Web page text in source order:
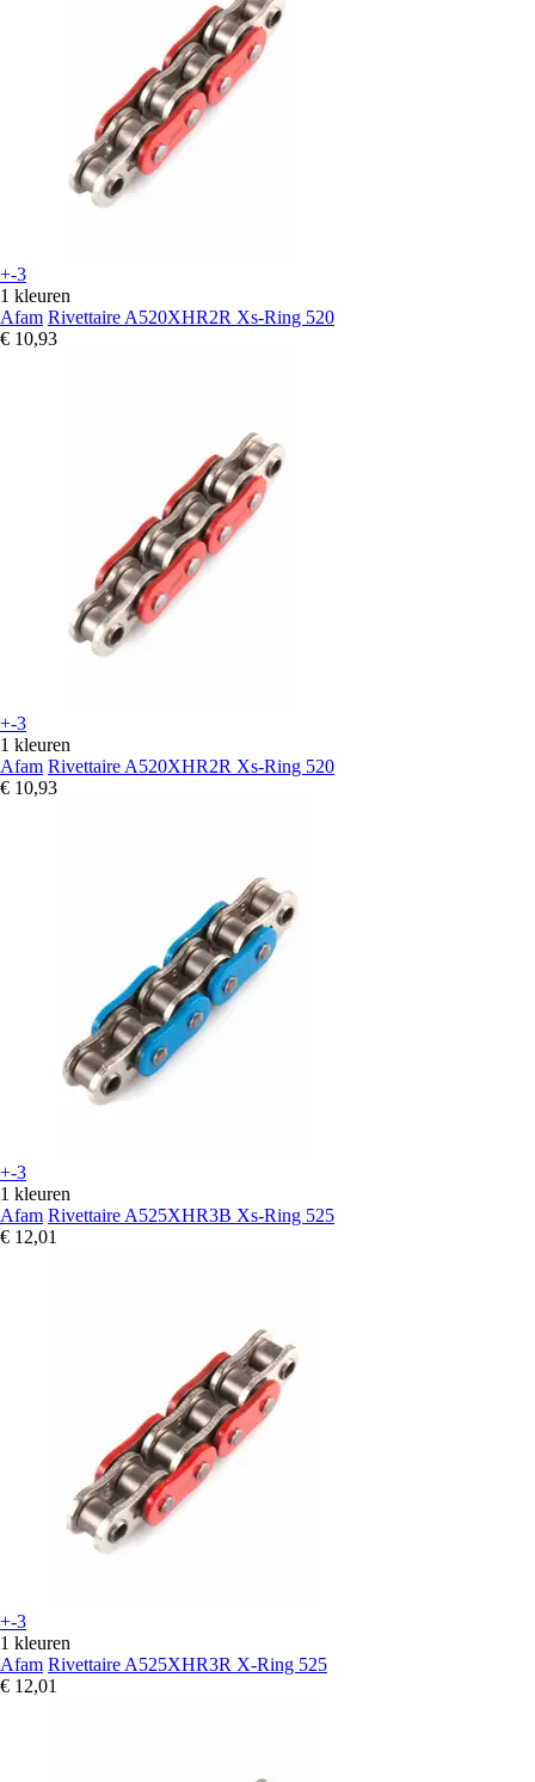
+-3
1 kleuren
Afam Rivettaire A520XHR2R Xs-Ring 520
€ 10,93
+-3
1 kleuren
Afam Rivettaire A520XHR2R Xs-Ring 520
€ 10,93
+-3
1 kleuren
Afam Rivettaire A525XHR3B Xs-Ring 525
€ 12,01
+-3
1 kleuren
Afam Rivettaire A525XHR3R X-Ring 525
€ 12,01